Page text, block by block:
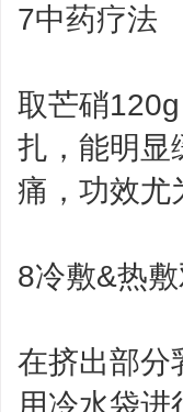
7中药疗法
取芒硝
扎，能明显
痛，功效尤
8冷敷&热
在挤出部分
用冷水袋